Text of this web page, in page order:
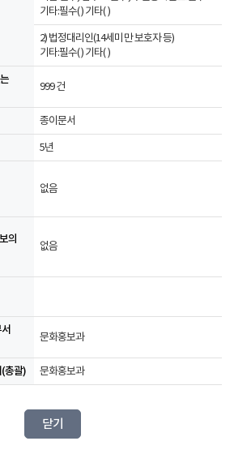
기타:필수( ) 기타( )
2) 법정대리인(14세미만 보호자 등)
기타:필수( ) 기타( )
999 건
종이문서
5년
없음
의
없음
문화홍보과
총괄) 문화홍보과
닫기